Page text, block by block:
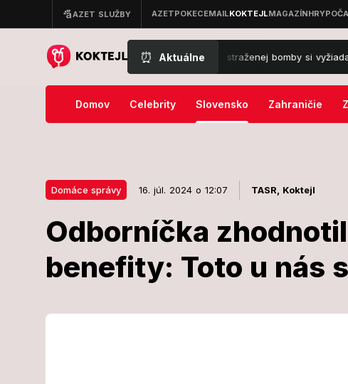
⏰ Aktuálne
explózia na predmestí: Výbuch nastraženej bomby si vyžiadal obete a
Domov Celebrity Slovensko Zahraničie
Domáce správy 16. júl. 2024 o 12:07 TASR, Koktejl
Odborníčka
benefity: Toto u nás
Odborníčka